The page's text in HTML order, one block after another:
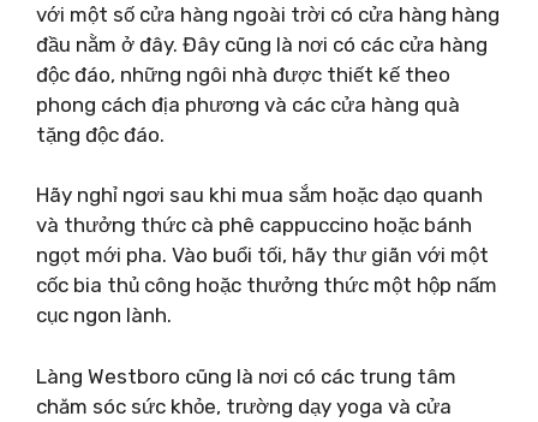
với một số cửa hàng ngoài trời có cửa hàng hàng
đầu nằm ở đây. Đây cũng là nơi có các cửa hàng
độc đáo, những ngôi nhà được thiết kế theo
phong cách địa phương và các cửa hàng quà
tặng độc đáo.
Hãy nghỉ ngơi sau khi mua sắm hoặc dạo quanh
và thưởng thức cà phê cappuccino hoặc bánh
ngọt mới pha. Vào buổi tối, hãy thư giãn với một
cốc bia thủ công hoặc thưởng thức một hộp nấm
cục ngon lành.
Làng Westboro cũng là nơi có các trung tâm
chăm sóc sức khỏe, trường dạy yoga và cửa